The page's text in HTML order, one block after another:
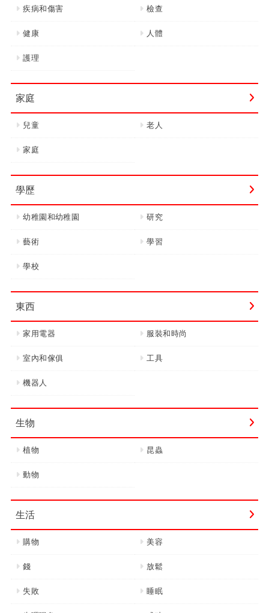
疾病和傷害 檢查
健康 人體
護理
家庭
兒童 老人
家庭
學歷
幼稚園和幼稚園 研究
藝術 學習
學校
東西
家用電器 服裝和時尚
室內和傢俱 工具
機器人
生物
植物 昆蟲
動物
生活
購物 美容
錢 放鬆
失敗 睡眠